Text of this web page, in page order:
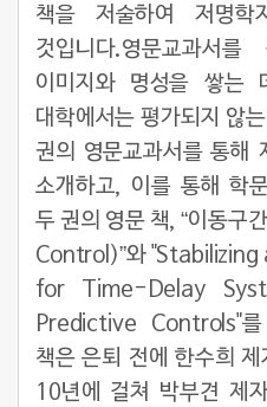
책을 저술하여 저명학
것입니다.영문교과서
이미지와 명성을 쌓는
대학에서는 평가되지 않
권의 영문교과서를 통해
소개하고, 이를 통해 학
두 권의 영문 책, “이동
Control)”와
for Time-Delay
Predictive Controls"
책은 은퇴 전에 한수희
10년에 걸쳐 박부견 제